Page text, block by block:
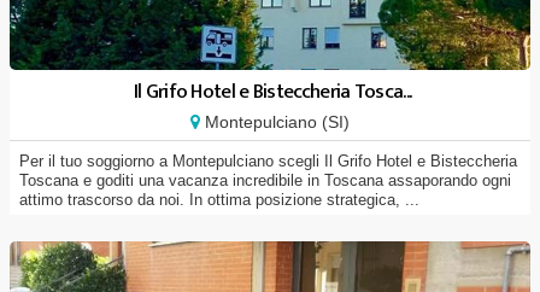
Il Grifo Hotel e Bisteccheria Tosca...
Montepulciano (SI)
Per il tuo soggiorno a Montepulciano scegli Il Grifo Hotel e Bisteccheria
Toscana e goditi una vacanza incredibile in Toscana assaporando ogni
attimo trascorso da noi. In ottima posizione strategica, ...